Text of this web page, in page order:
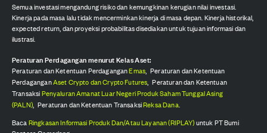
Semua investasi mengandung risiko dan kemungkinan kerugian nilai investasi.
Kinerja pada masa lalu tidak mencerminkan kinerja di masa depan. Kinerja historikal,
expected return, dan proyeksi probabilitas disediakan untuk tujuan informasi dan
ilustrasi.
Peraturan Perdagangan menurut Kelas Aset:
Peraturan dan Ketentuan PerdaganganEmas, Peraturan dan Ketentuan
PerdaganganAset Crypto dan Crypto Futures, Peraturan dan Ketentuan
TransaksiPenyaluran Amanat Luar Negeri Produk Saham Tunggal Asing
(PALN), Peraturan dan Ketentuan TransaksiReksa Dana.
BacaRingkasan Informasi Produk Dan/Atau Layanan (RIPLAY)untuk PT Bumi